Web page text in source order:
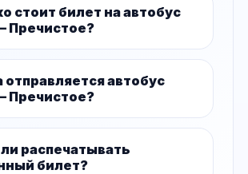
стоит билет на автобус
Пречистое?
отправляется автобус
Пречистое?
распечатывать
билет?